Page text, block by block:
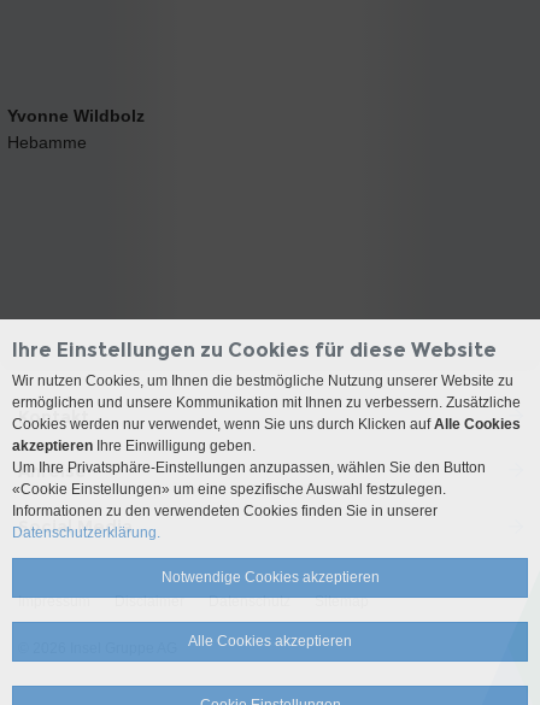
Yvonne Wildbolz
Hebamme
Kontakt
Anreise
Social Media
Impressum Disclaimer Datenschutz Sitemap
Ihre Einstellungen zu Cookies für diese Website
Wir nutzen Cookies, um Ihnen die bestmögliche Nutzung unserer Website zu
ermöglichen und unsere Kommunikation mit Ihnen zu verbessern. Zusätzliche
Cookies werden nur verwendet, wenn Sie uns durch Klicken aufAlle Cookies
akzeptieren Ihre Einwilligung geben.
Um Ihre Privatsphäre-Einstellungen anzupassen, wählen Sie den Button
«Cookie Einstellungen» um eine spezifische Auswahl festzulegen.
Informationen zu den verwendeten Cookies finden Sie in unserer
Datenschutzerklärung.
Notwendige Cookies akzeptieren
Alle Cookies akzeptieren